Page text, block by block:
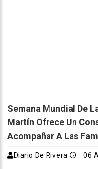
Semana Mundial De
Martín Ofrece Un
Acompañar A Las
Diario De Rivera 06